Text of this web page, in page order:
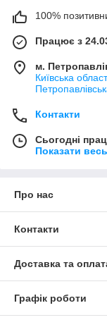
100%
Працює з
м.
Київська
Контакти
Сьогодні
Показати
Про нас
Контакти
Доставка та
Графік роботи